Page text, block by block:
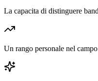
La capacita di distinguere
Un rango personale nel